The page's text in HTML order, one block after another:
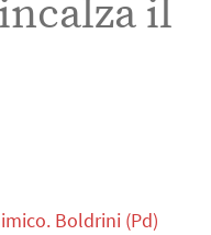
il
Boldrini (Pd)